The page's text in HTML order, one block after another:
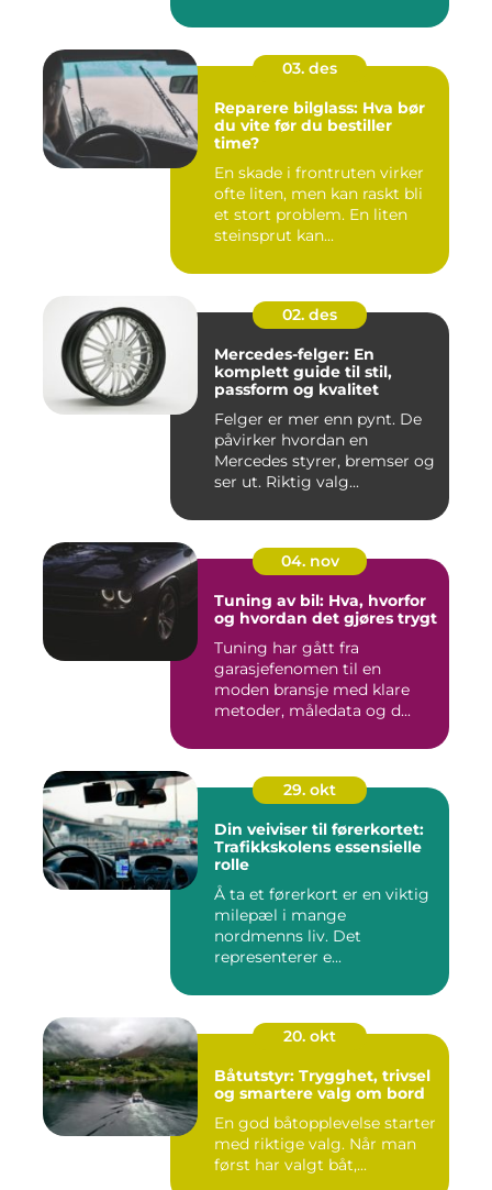
03. des
Reparere bilglass: Hva bør
du vite før du bestiller
time?
En skade i frontruten virker
ofte liten, men kan raskt bli
et stort problem. En liten
steinsprut kan...
02. des
Mercedes-felger: En
komplett guide til stil,
passform og kvalitet
Felger er mer enn pynt. De
påvirker hvordan en
Mercedes styrer, bremser og
ser ut. Riktig valg...
04. nov
Tuning av bil: Hva, hvorfor
og hvordan det gjøres trygt
Tuning har gått fra
garasjefenomen til en
moden bransje med klare
metoder, måledata og d...
29. okt
Din veiviser til førerkortet:
Trafikkskolens essensielle
rolle
Å ta et førerkort er en viktig
milepæl i mange
nordmenns liv. Det
representerer e...
20. okt
Båtutstyr: Trygghet, trivsel
og smartere valg om bord
En god båtopplevelse starter
med riktige valg. Når man
først har valgt båt,...